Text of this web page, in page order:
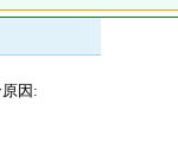
因: